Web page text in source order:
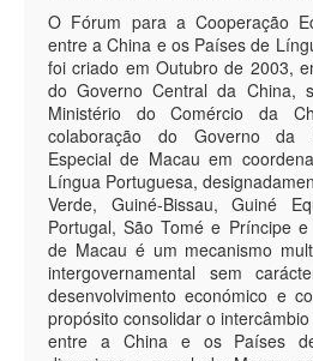
O Fórum para a Cooperação
entre a China e os Países de
foi criado em Outubro de 2003,
do Governo Central da China,
Ministério do Comércio da
colaboração do Governo da
Especial de Macau em
Língua Portuguesa,
Verde, Guiné-Bissau, Guiné
Portugal, São Tomé e Príncipe
de Macau é um mecanismo
intergovernamental sem
desenvolvimento económico e
propósito consolidar o
entre a China e os Países